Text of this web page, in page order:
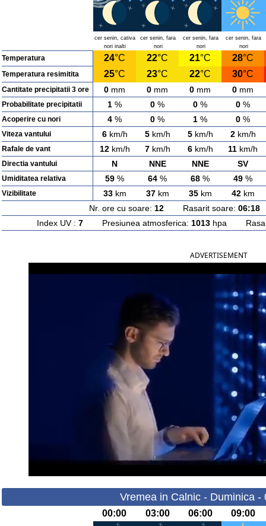
cer senin, cativa
nori inalti
cer senin, fara
nori
cer senin, fara
nori
cer senin, fara
nori
Temperatura 24°C 22°C 21°C 28°C
Temperatura resimitita 25°C 23°C 22°C 30°C
Cantitate precipitatii 3 ore 0 mm 0 mm 0 mm 0 mm
Probabilitate precipitatii 1 % 0 % 0 % 0 %
Acoperire cu nori 4 % 0 % 1 % 0 %
Viteza vantului 6km/h 5km/h 5km/h 2km/h
Rafale de vant 12km/h 7km/h 6km/h 11 km/h
Directia vantului N NNE NNE SV
Umiditatea relativa 59 % 64 % 68 % 49 %
Vizibilitate 33km 37km 35km 42km
Nr. ore cu soare: 12Rasarit soare: 06:18
Index UV : 7Presiunea atmosferica: 1013hpa
ADVERTISEMENT
Vremea in Calnic - Duminica -
00:00 03:00 06:00 09:00